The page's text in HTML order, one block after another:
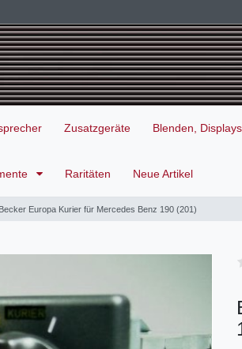
Zusatzgeräte Blenden, Displays
Raritäten Neue Artikel
Becker Europa Kurier für Mercedes Benz 190 (201)